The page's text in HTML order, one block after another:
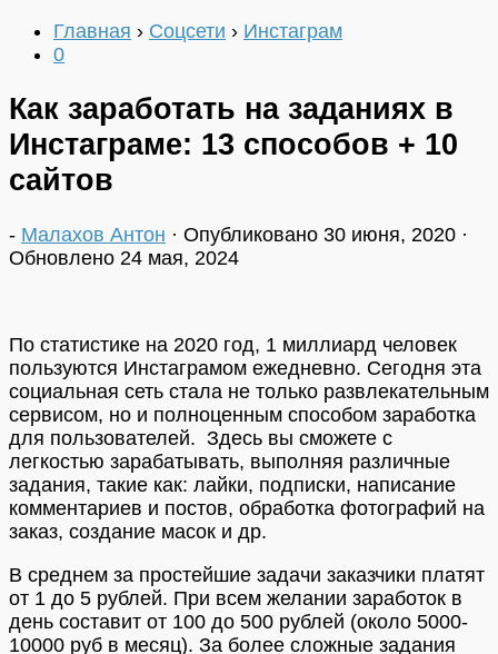
Главная › Соцсети › Инстаграм
0
Как заработать на заданиях в
Инстаграме: 13 способов + 10
сайтов
- Малахов Антон · Опубликовано 30 июня, 2020 ·
Обновлено 24 мая, 2024
По статистике на 2020 год, 1 миллиард человек
пользуются Инстаграмом ежедневно. Сегодня эта
социальная сеть стала не только развлекательным
сервисом, но и полноценным способом заработка
для пользователей. Здесь вы сможете с
легкостью зарабатывать, выполняя различные
задания, такие как: лайки, подписки, написание
комментариев и постов, обработка фотографий на
заказ, создание масок и др.
В среднем за простейшие задачи заказчики платят
от 1 до 5 рублей. При всем желании заработок в
день составит от 100 до 500 рублей (около 5000-
10000 руб в месяц). За более сложные задания